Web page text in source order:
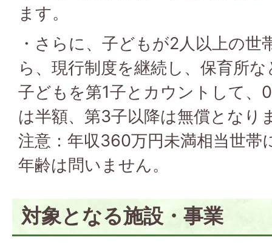
ます。
・さらに、子どもが2人以上の世
ら、現行制度を継続し、保育所
子どもを第1子とカウントして、
は半額、第3子以降は無償となり
注意：年収360万円未満相当世帯
年齢は問いません。
対象となる施設・事業